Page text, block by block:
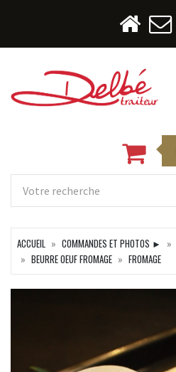
ACCUEIL COMMANDES ET PHOTOS ►
BEURRE OEUF FROMAGE
FROMAGE